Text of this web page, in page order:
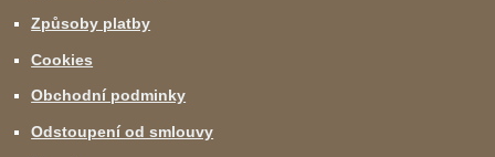
Způsoby platby
Cookies
Obchodní podminky
Odstoupení od smlouvy